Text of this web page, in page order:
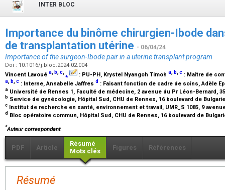
INTER BLOC
Importance du binôme chirurgien-Ibode
de transplantation utérine - 06/04/24
Importance of the surgeon-Ibode pair in a uterine transplant program
Doi : 10.1016/j.bloc.2024.02.004
Vincent Lavoué a, b,c,⁎ : PU-PH, Krystel Nyangoh Timoh a, b,c : Maître de
a b c : Interne, Annabelle Jaffres d : Faisant fonction de cadre de soins, Adèle
a Université de Rennes 1, Faculté de médecine, 2 avenue du Pr Léon-Bernard,
b Service de gynécologie, Hôpital Sud, CHU de Rennes, 16 boulevard de
c Institut de recherche en santé, environnement et travail, UMR_S 1085, 9
d Bloc opératoire commun, Hôpital Sud, CHU de Rennes, 16 boulevard de
*Auteur correspondant.
PDF Article
Résumé
Mots clés
Figures Références
Résumé